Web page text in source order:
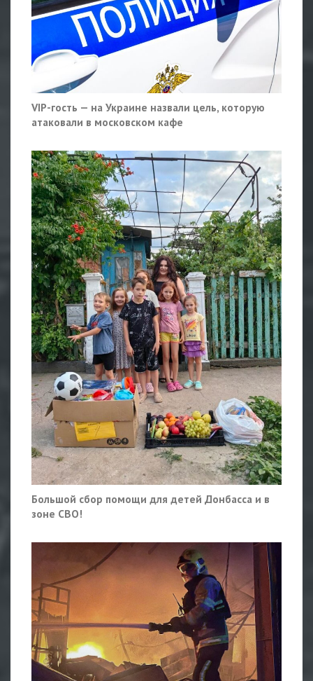
VIP-гость — на Украине назвали цель, которую
атаковали в московском кафе
Большой сбор помощи для детей Донбасса и в
зоне СВО!